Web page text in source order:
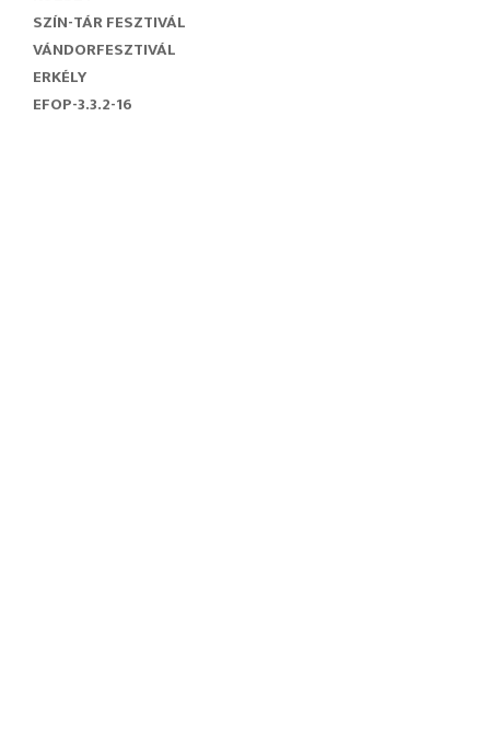
SZÍN-TÁR FESZTIVÁL
VÁNDORFESZTIVÁL
ERKÉLY
EFOP-3.3.2-16